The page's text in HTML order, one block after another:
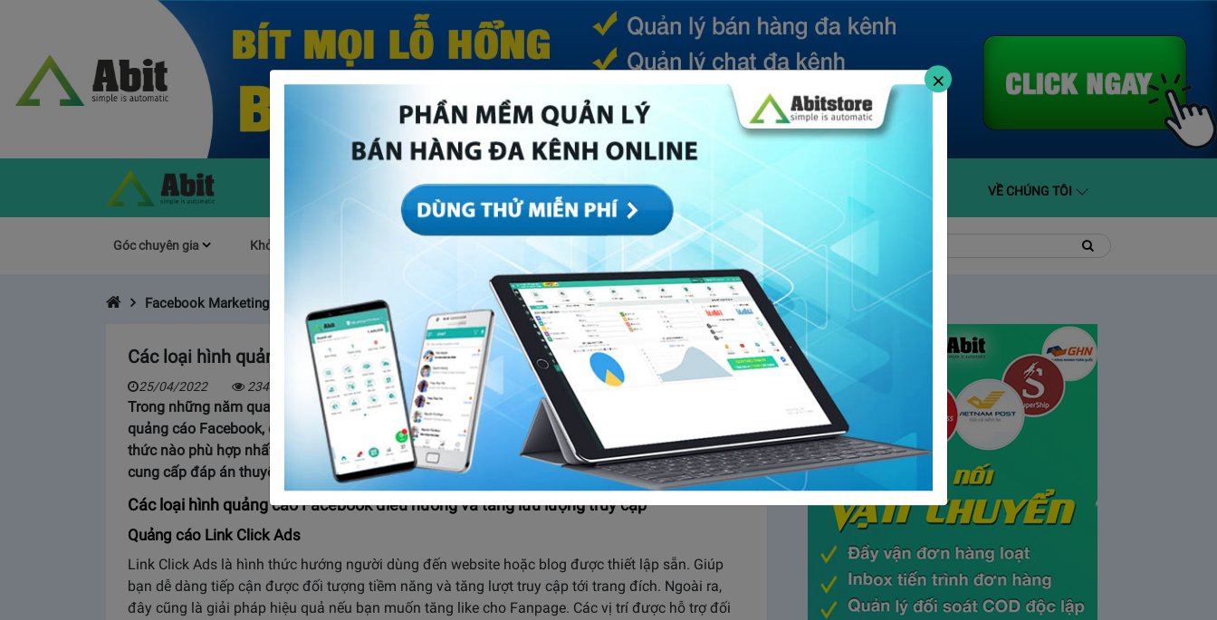
(CURRENT) BÁO GIÁ HỖ TRỢ VỀ CHÚNG TÔI
Góc chuyên gia Khởi Nghiệp Mục khác Quản trị Về Abit
kiếm:
kiếm
Facebook Marketing
Các loại hình quảng cáo Facebook mang lại hiệu quả tối ưu nhất
25/04/2022 2348
Trong những năm qua, ông hoàng mạng xã hội vẫn không ngừng tối ưu và cải tiến các loại hình
quảng cáo Facebook, để đáp ứng hàng ngàn nhu cầu khác nhau của nhà quảng cáo. Vậy hình
thức nào phù hợp nhất với doanh nghiệp của bạn? Nếu chưa trả lời được, bài viết sau đây sẽ
cung cấp đáp án thuyết phục nhất.
Các loại hình quảng cáo Facebook điều hướng và tăng lưu lượng truy cập
Quảng cáo Link Click Ads
Link Click Ads là hình thức hướng người dùng đến website hoặc blog được thiết lập sẵn. Giúp
bạn dễ dàng tiếp cận được đối tượng tiềm năng và tăng lượt truy cập tới trang đích. Ngoài ra,
đây cũng là giải pháp hiệu quả nếu bạn muốn tăng like cho Fanpage. Các vị trí được hỗ trợ đối
×